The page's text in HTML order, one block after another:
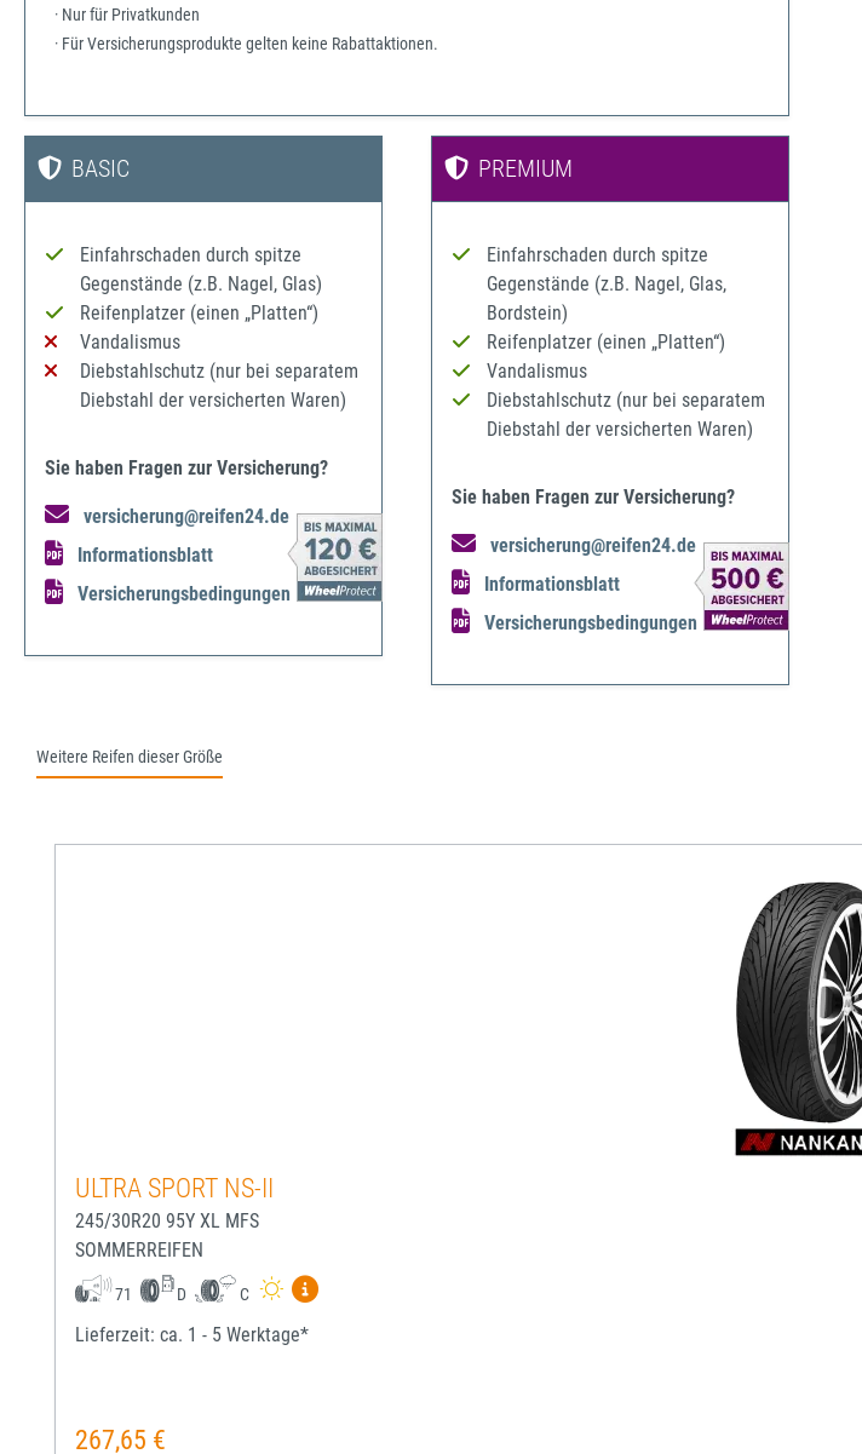
· Nur für Privatkunden
· Für Versicherungsprodukte gelten keine Rabattaktionen.
BASIC
Einfahrschaden durch spitze
Gegenstände (z.B. Nagel, Glas)
Reifenplatzer (einen „Platten“)
Vandalismus
Diebstahlschutz (nur bei separatem
Diebstahl der versicherten Waren)
Sie haben Fragen zur Versicherung?
versicherung@reifen24.de
Informationsblatt
Versicherungsbedingungen
PREMIUM
Einfahrschaden durch spitze
Gegenstände (z.B. Nagel, Glas,
Bordstein)
Reifenplatzer (einen „Platten“)
Vandalismus
Diebstahlschutz (nur bei separatem
Diebstahl der versicherten Waren)
Sie haben Fragen zur Versicherung?
versicherung@reifen24.de
Informationsblatt
Versicherungsbedingungen
Weitere Reifen dieser Größe
ULTRA SPORT NS-II
245/30R20 95Y XL MFS
SOMMERREIFEN
71 D C
Mehr Informationen zum EU-Reifenlabel anzeigen
Lieferzeit: ca. 1 - 5 Werktage*
Regulärer Preis:
267,65 €